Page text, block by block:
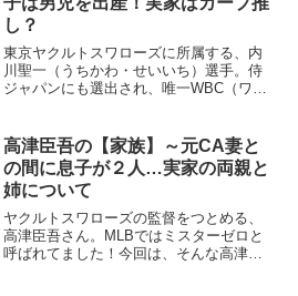
し？
東京ヤクルトスワローズに所属する、内
川聖一（うちかわ・せいいち）選手。侍
ジャパンにも選出され、唯一WBC（ワー
選手の素顔に迫ってみたいと思います。■
内川聖一選手のお嫁さ...
高津臣吾の【家族】～元CA妻と
の間に息子が２人…実家の両親と
姉について
ヤクルトスワローズの監督をつとめる、
高津臣吾さん。MLBではミスターゼロと
呼ばれてました！今回は、そんな高津さ